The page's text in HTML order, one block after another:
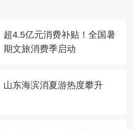
超4.5亿元消费补贴！全国暑
期文旅消费季启动
山东海滨消夏游热度攀升